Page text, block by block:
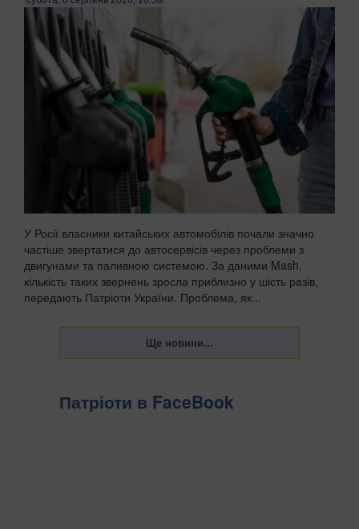
У Росії власники китайських автомобілів почали значно
частіше звертатися до автосервісів через проблеми з
двигунами та паливною системою. За даними Mash,
кількість таких звернень зросла приблизно у шість разів,
передають Патріоти України. Проблема, як...
Патріоти в FaceBook